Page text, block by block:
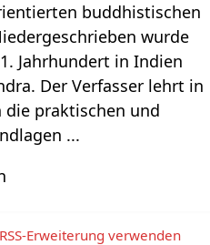
buddhistischen
wurde
Jahrhundert in Indien
Der Verfasser lehrt in
die praktischen und
...
Erweiterung verwenden